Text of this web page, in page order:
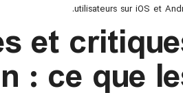
utilisateurs sur iOS et
et
: ce que